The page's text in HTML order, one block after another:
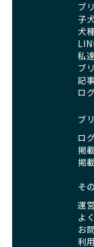
気で健康なスター
子犬の社会性は、
イントです。
犬、人との触れ合
コミュニケーショ
家庭に迎えたその
ため、新しい環境
これにより、飼い
BreederFamiliesの
と経験を持ってい
理やしつけ、生活
は？」「食事はど
ば、専門的な視点
るポイントです。
BreederFamiliesで
クリアした方々だ
引退犬とは、繁殖
優良ブリーダーは
を願っています。
信頼できる相手に
るように配慮しま
一方、営利優先ブ
え、早く手放すこ
になる可能性が高
引退犬に対する扱
を見分けるポイント
「引退犬も大切に
社会化とは、ワン
ーズに適応できる
会化は、生後3週
時期が特に重要で
る時期と重なるた
ブ
子
犬
私
ブ
記
ロ
ブ
ロ
掲
掲
そ
運
よ
お
利